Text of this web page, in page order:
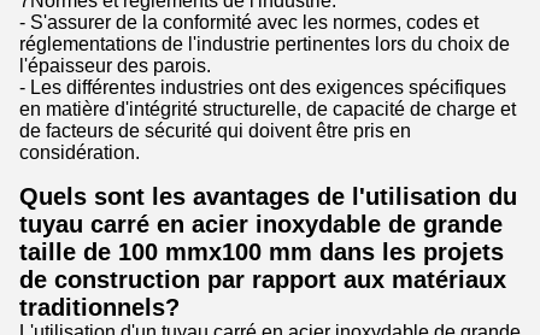
- S'assurer de la conformité avec les normes, codes et
réglementations de l'industrie pertinentes lors du choix de
l'épaisseur des parois.
- Les différentes industries ont des exigences spécifiques
en matière d'intégrité structurelle, de capacité de charge et
de facteurs de sécurité qui doivent être pris en
considération.
Quels sont les avantages de l'utilisation du
tuyau carré en acier inoxydable de grande
taille de 100 mmx100 mm dans les projets
de construction par rapport aux matériaux
traditionnels?